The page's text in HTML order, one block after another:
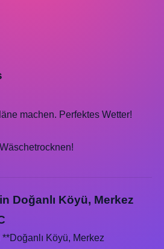
machen. Perfektes Wetter!
Doğanlı Köyü, Merkez
Köyü, Merkez